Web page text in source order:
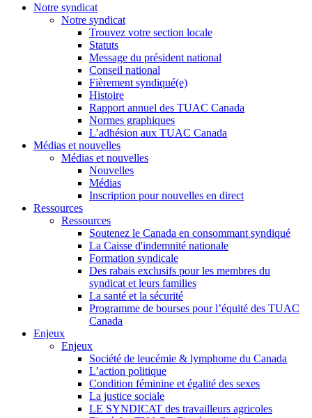
Notre syndicat
Notre syndicat
Trouvez votre section locale
Statuts
Message du président national
Conseil national
Fièrement syndiqué(e)
Histoire
Rapport annuel des TUAC Canada
Normes graphiques
L’adhésion aux TUAC Canada
Médias et nouvelles
Médias et nouvelles
Nouvelles
Médias
Inscription pour nouvelles en direct
Ressources
Ressources
Soutenez le Canada en consommant syndiqué
La Caisse d'indemnité nationale
Formation syndicale
Des rabais exclusifs pour les membres du
syndicat et leurs families
La santé et la sécurité
Programme de bourses pour l’équité des TUAC
Canada
Enjeux
Enjeux
Société de leucémie & lymphome du Canada
L’action politique
Condition féminine et égalité des sexes
La justice sociale
LE SYNDICAT des travailleurs agricoles